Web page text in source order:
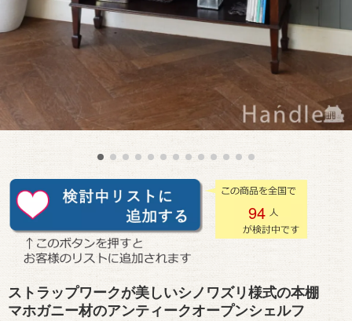
94
ストラップワークが美しいシノワズリ様式の本棚
マホガニー材のアンティークオープンシェルフ